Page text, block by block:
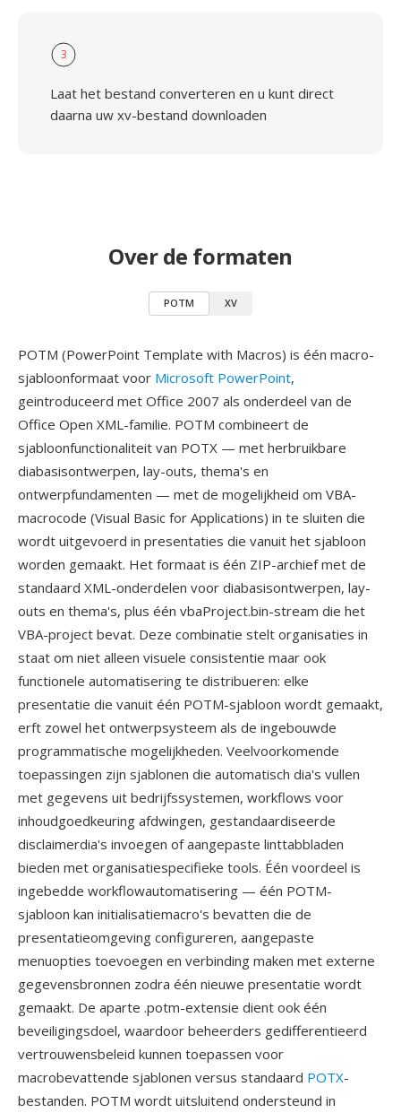
3
Laat het bestand converteren en u kunt direct
daarna uw xv-bestand downloaden
Over de formaten
POTM XV
POTM (PowerPoint Template with Macros) is één macro-
sjabloonformaat voor Microsoft PowerPoint,
geintroduceerd met Office 2007 als onderdeel van de
Office Open XML-familie. POTM combineert de
sjabloonfunctionaliteit van POTX — met herbruikbare
diabasisontwerpen, lay-outs, thema's en
ontwerpfundamenten — met de mogelijkheid om VBA-
macrocode (Visual Basic for Applications) in te sluiten die
wordt uitgevoerd in presentaties die vanuit het sjabloon
worden gemaakt. Het formaat is één ZIP-archief met de
standaard XML-onderdelen voor diabasisontwerpen, lay-
outs en thema's, plus één vbaProject.bin-stream die het
VBA-project bevat. Deze combinatie stelt organisaties in
staat om niet alleen visuele consistentie maar ook
functionele automatisering te distribueren: elke
presentatie die vanuit één POTM-sjabloon wordt gemaakt,
erft zowel het ontwerpsysteem als de ingebouwde
programmatische mogelijkheden. Veelvoorkomende
toepassingen zijn sjablonen die automatisch dia's vullen
met gegevens uit bedrijfssystemen, workflows voor
inhoudgoedkeuring afdwingen, gestandaardiseerde
disclaimerdia's invoegen of aangepaste linttabbladen
bieden met organisatiespecifieke tools. Één voordeel is
ingebedde workflowautomatisering — één POTM-
sjabloon kan initialisatiemacro's bevatten die de
presentatieomgeving configureren, aangepaste
menuopties toevoegen en verbinding maken met externe
gegevensbronnen zodra één nieuwe presentatie wordt
gemaakt. De aparte .potm-extensie dient ook één
beveiligingsdoel, waardoor beheerders gedifferentieerd
vertrouwensbeleid kunnen toepassen voor
macrobevattende sjablonen versus standaard POTX-
bestanden. POTM wordt uitsluitend ondersteund in